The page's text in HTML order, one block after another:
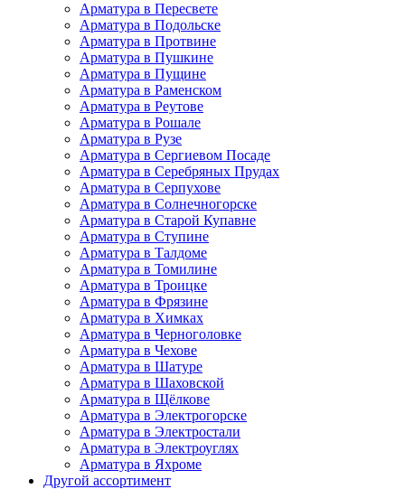
Арматура в Пересвете
Арматура в Подольске
Арматура в Протвине
Арматура в Пушкине
Арматура в Пущине
Арматура в Раменском
Арматура в Реутове
Арматура в Рошале
Арматура в Рузе
Арматура в Сергиевом Посаде
Арматура в Серебряных Прудах
Арматура в Серпухове
Арматура в Солнечногорске
Арматура в Старой Купавне
Арматура в Ступине
Арматура в Талдоме
Арматура в Томилине
Арматура в Троицке
Арматура в Фрязине
Арматура в Химках
Арматура в Черноголовке
Арматура в Чехове
Арматура в Шатуре
Арматура в Шаховской
Арматура в Щёлкове
Арматура в Электрогорске
Арматура в Электростали
Арматура в Электроуглях
Арматура в Яхроме
Другой ассортимент